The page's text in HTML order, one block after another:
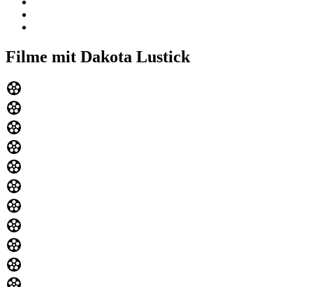
Filme mit Dakota Lustick